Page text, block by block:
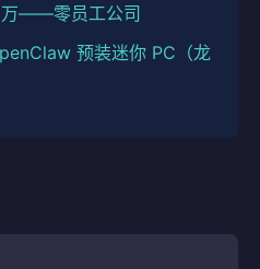
——零员工公司
预装迷你 PC（龙